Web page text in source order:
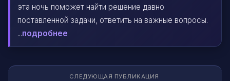
эта ночь поможет найти решение давно
поставленной задачи, ответить на важные вопросы.
...подробнее
СЛЕДУЮЩАЯ ПУБЛИКАЦИЯ